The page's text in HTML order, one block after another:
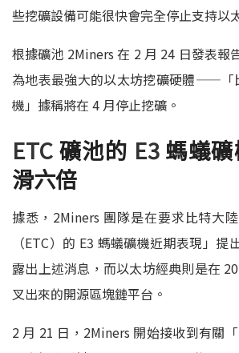
些挖礦設備可能很快會完全停止支持以
根據礦池 2Miners在 2 月 24 日發表報
為地表最強大的以太坊挖礦硬體——「
機」據稱將在 4 月停止挖礦。
ETC 礦池的 E3 螞蟻
滑六倍
據悉，2Miners 團隊是在要求比特大
（ETC）的 E3 螞蟻礦機近期表現」提
露出上述消息，而以太坊經典則是在
叉出來的開源區塊鏈平台。
2 月 21 日 ， 2Miners 開始接收到有關「